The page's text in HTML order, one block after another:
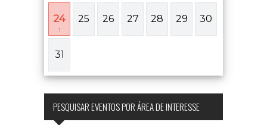
24
1
25 26 27 28 29 30
31
PESQUISAR EVENTOS POR ÁREA DE INTERESSE